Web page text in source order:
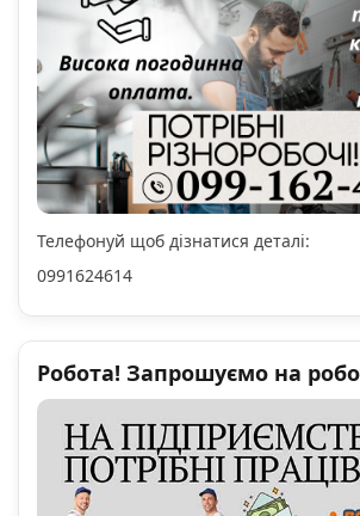
Телефонуй щоб дізнатися деталі:
0991624614
Робота! Запрошуємо на